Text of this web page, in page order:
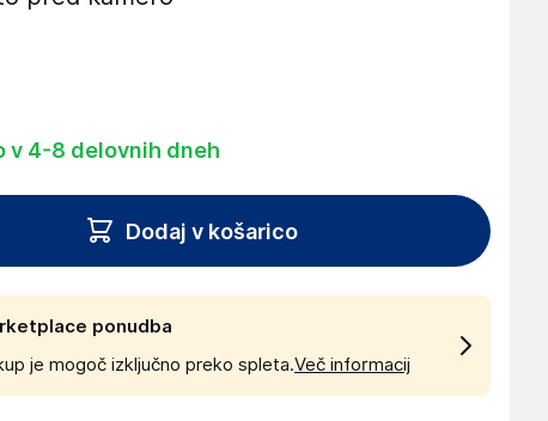
v 4-8 delovnih dneh
Dodaj v košarico
ponudba
je mogoč izključno preko spleta.Več informacij